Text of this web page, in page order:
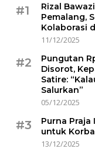
#1
Rizal
Pemalang,
Kolaborasi
11/12/2025
#2
Pungutan
Disorot,
Satire:
Salurkan”
05/12/2025
#3
Purna Praja
untuk
13/12/2025